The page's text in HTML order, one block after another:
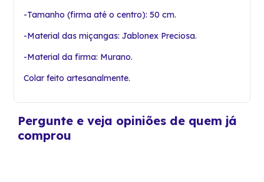
-Tamanho (firma até o centro): 50 cm.
-Material das miçangas: Jablonex Preciosa.
-Material da firma: Murano.
Colar feito artesanalmente.
Pergunte e veja opiniões de quem já
comprou